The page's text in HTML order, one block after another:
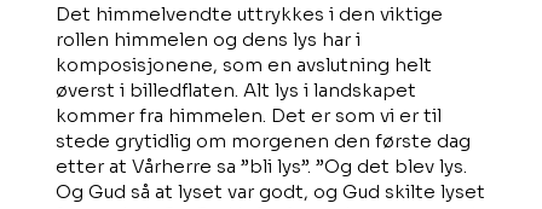
Det himmelvendte uttrykkes i den viktige
rollen himmelen og dens lys har i
komposisjonene, som en avslutning helt
øverst i billedflaten. Alt lys i landskapet
kommer fra himmelen. Det er som vi er til
stede grytidlig om morgenen den første dag
etter at Vårherre sa ”bli lys”. ”Og det blev lys.
Og Gud så at lyset var godt, og Gud skilte lyset